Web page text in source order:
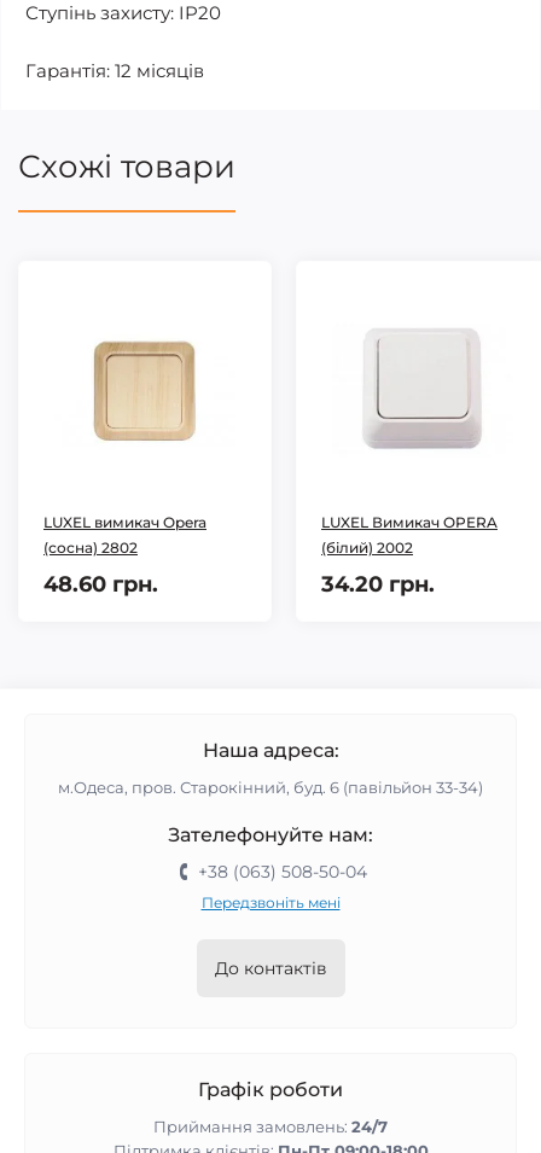
Ступінь захисту: IP20
Гарантія: 12 місяців
Схожі товари
LUXEL вимикач Opera
(сосна) 2802
48.60 грн.
LUXEL Вимикач OPERA
(білий) 2002
34.20 грн.
Наша адреса:
м.Одеса, пров. Старокінний, буд. 6 (павільйон 33-34)
Зателефонуйте нам:
+38 (063) 508-50-04
Передзвоніть мені
До контактів
Графік роботи
Приймання замовлень: 24/7